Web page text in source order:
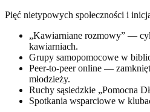
Pięć nietypowych społeczności i
„Kawiarniane rozmowy” —
kawiarniach.
Grupy samopomocowe w
Peer-to-peer online —
młodzieży.
Ruchy sąsiedzkie „Pomocna
Spotkania wsparciowe w